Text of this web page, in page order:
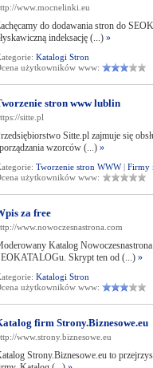
www.mocnelinki.eu
do dodawania stron do
indeksację (...) »
Katalogi Stron
użytkowników www:
stron www lublin
sitte.pl
Sitte.pl zajmuje się
wzorców (...) »
Tworzenie stron WWW| Firmy
użytkowników www:
za free
www.nowoczesnastrona.com
Katalog
Skrypt ten od (...) »
Katalogi Stron
użytkowników www:
firm Strony.Biznesowe.eu
www.strony.biznesowe.eu
Strony.Biznesowe.eu to